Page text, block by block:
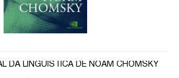
DA LINGUÍSTICA DE NOAM CHOMSKY